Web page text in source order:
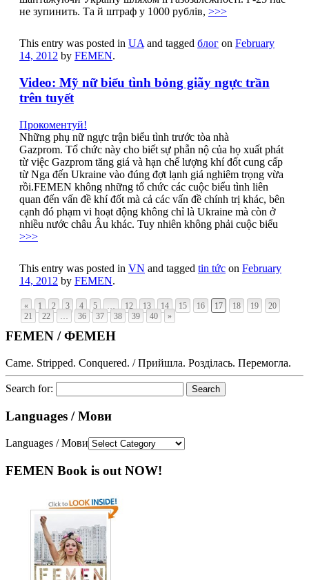
не зупинить. Та й штраф у 1000 рублів, >>>
This entry was posted in UAand tagged блог on February
14, 2012 by FEMEN.
Video: Mỹ nữ biểu tình bỏng giãy ngực trần
trên tuyết
Прокоментуй!
Những phụ nữ ngực trận biểu tình trước tòa nhà
Gazprom. Tổ chức này cho biết sự phẫn nộ của họ xuất phát
từ việc Gazprom tăng giá và hạn chế lượng khí đốt cung cấp
từ Nga đến Ukraine vào đúng đợt lạnh giá nghiêm trọng vừa
rồi.FEMEN không những tổ chức các cuộc biểu tình liên
quan đến vấn đề khí đốt mà cả các vấn đề chính trị khác, bên
cạnh đó phạm vi hoạt động không chỉ là Ukraine mà còn ở
nhiều nước châu Âu khác. Tuy nhiên không phải cuộc biểu
>>>
This entry was posted in VN and tagged tin tức on February
14, 2012 by FEMEN.
« 1 2 3 4 5 … 12 13 14 15 16 17 18 19
20
21
22 … 36 37 38 39 40 »
FEMEN / ФЕМЕН
Came. Stripped. Conquered. / Прийшла. Розділась. Перемогла.
Search for:
Languages / Мови
Languages / Мови
FEMEN Book is out NOW!